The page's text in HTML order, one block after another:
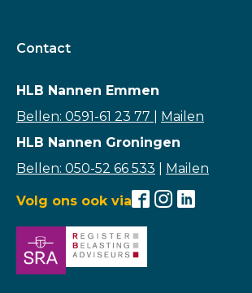
Contact
HLB Nannen Emmen
Bellen: 0591-61 23 77
Mailen
HLB Nannen Groningen
Bellen: 050-52 66 533
Mailen
Volg ons ook via